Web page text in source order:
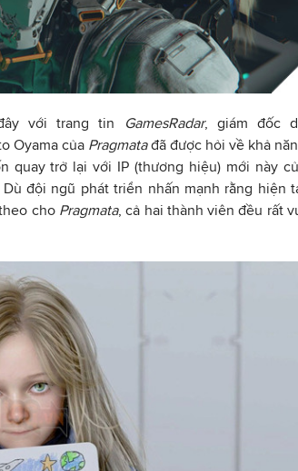
với trang tin GamesRadar, giám đốc
Oyama của Pragmatađã được hỏi về khả
quay trở lại với IP (thương hiệu) mới này
đội ngũ phát triển nhấn mạnh rằng hiện
cho Pragmata, cả hai thành viên đều rất